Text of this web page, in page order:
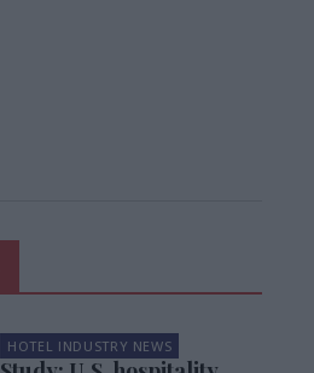
HOTEL INDUSTRY NEWS